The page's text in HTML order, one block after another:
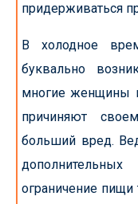
придерживаться
В холодное
буквально
многие женщины
причиняют
больший вред.
ограничение пищи